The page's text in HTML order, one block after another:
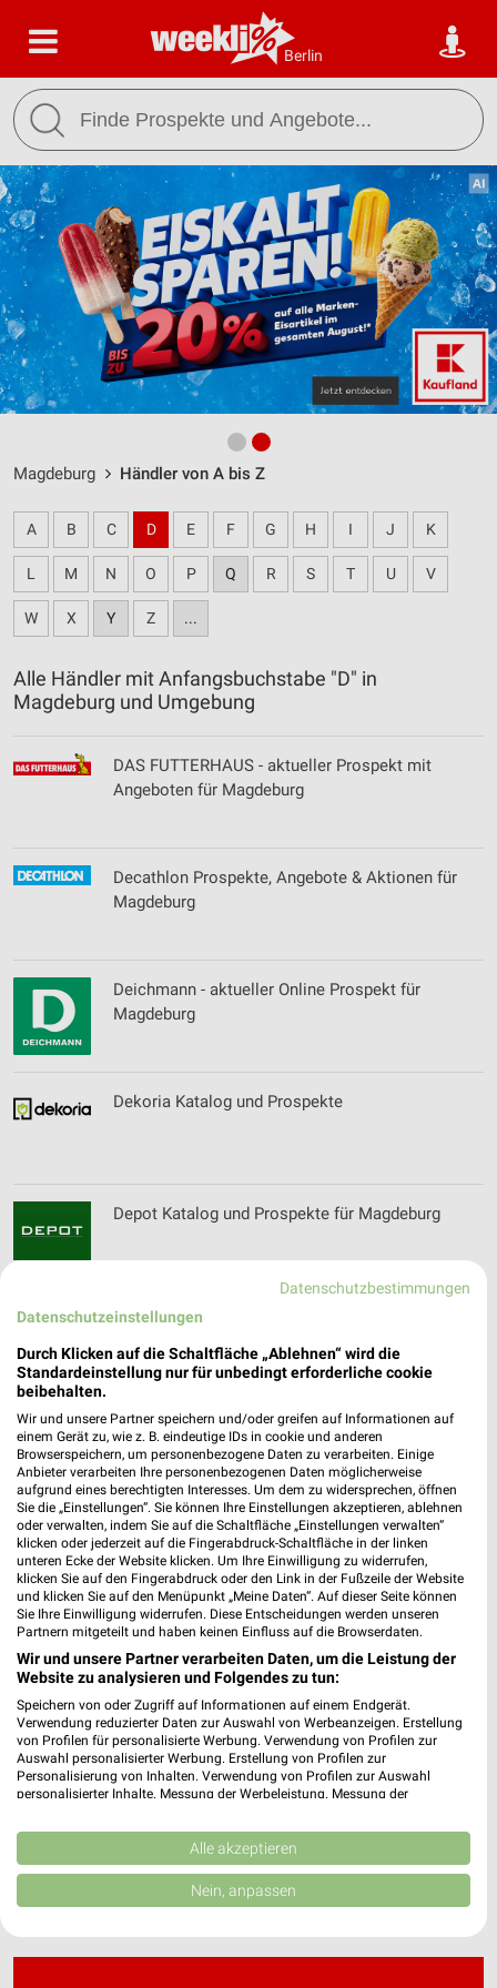
Berlin
Magdeburg Händler von A bis Z
A B C D E F G H I J K
L M N O P Q R S T U V
W X Y Z ...
Alle Händler mit Anfangsbuchstabe "D" in
Magdeburg und Umgebung
DAS FUTTERHAUS - aktueller Prospekt mit
Angeboten für Magdeburg
Decathlon Prospekte, Angebote & Aktionen für
Magdeburg
Deichmann - aktueller Online Prospekt für
Magdeburg
Dekoria Katalog und Prospekte
Depot Katalog und Prospekte für Magdeburg
der küchenmacher Katalog und Prospekte für
Wolfsburg
Deutsches Goldkontor Filialen & Öffnungszeiten
für Magdeburg
dm Wochenprospekt & Angebote für Magdeburg
DocMorris Prospekte und Angebote
Douglas Wochenprospekt & Angebote für
Magdeburg
Datenschutzbestimmungen
Datenschutzeinstellungen
Durch Klicken auf die Schaltfläche „Ablehnen“ wird die
Standardeinstellung nur für unbedingt erforderliche cookie
beibehalten.
Wir und unsere Partner speichern und/oder greifen auf Informationen auf
einem Gerät zu, wie z. B. eindeutige IDs in cookie und anderen
Browserspeichern, um personenbezogene Daten zu verarbeiten. Einige
Anbieter verarbeiten Ihre personenbezogenen Daten möglicherweise
aufgrund eines berechtigten Interesses. Um dem zu widersprechen, öffnen
Sie die „Einstellungen“. Sie können Ihre Einstellungen akzeptieren, ablehnen
oder verwalten, indem Sie auf die Schaltfläche „Einstellungen verwalten“
klicken oder jederzeit auf die Fingerabdruck-Schaltfläche in der linken
unteren Ecke der Website klicken. Um Ihre Einwilligung zu widerrufen,
klicken Sie auf den Fingerabdruck oder den Link in der Fußzeile der Website
und klicken Sie auf den Menüpunkt „Meine Daten“. Auf dieser Seite können
Sie Ihre Einwilligung widerrufen. Diese Entscheidungen werden unseren
Partnern mitgeteilt und haben keinen Einfluss auf die Browserdaten.
Wir und unsere Partner verarbeiten Daten, um die Leistung der
Website zu analysieren und Folgendes zu tun:
Speichern von oder Zugriff auf Informationen auf einem Endgerät.
Verwendung reduzierter Daten zur Auswahl von Werbeanzeigen. Erstellung
von Profilen für personalisierte Werbung. Verwendung von Profilen zur
Auswahl personalisierter Werbung. Erstellung von Profilen zur
Personalisierung von Inhalten. Verwendung von Profilen zur Auswahl
personalisierter Inhalte. Messung der Werbeleistung. Messung der
Kombinationen von Daten aus verschiedenen Quellen. Entwicklung und
Verbesserung der Angebote. Verwendung reduzierter Daten zur Auswahl
von Inhalten.
Daten können außerhalb der Europäischen Union weitergegeben und in die
USA gesendet werden.
Website/App.
Alle akzeptieren
Nein, anpassen